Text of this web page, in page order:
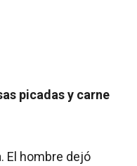
picadas y carne
El hombre dejó